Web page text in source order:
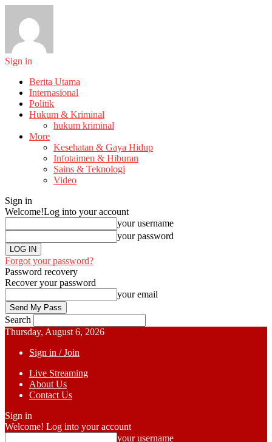
Sign in
Berita Utama
Internasional
Politik
Hukum & Kriminal
hukum kriminal
More
Kesehatan & Gaya Hidup
Infotaimen & Hiburan
Sains & Teknologi
Video
Sign in
Welcome!Log into your account
your username
your password
Forgot your password?
Password recovery
Recover your password
your email
Search
Thursday, August 6, 2026
Sign in / Join
Live Streaming
About Us
Contact Us
Sign in
Welcome! Log into your account
your username